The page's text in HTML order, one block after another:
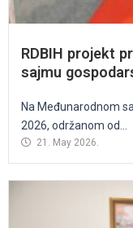
RDBIH projekt
sajmu
Na Međunarodnom
2026, održanom od...
21. May 2026.